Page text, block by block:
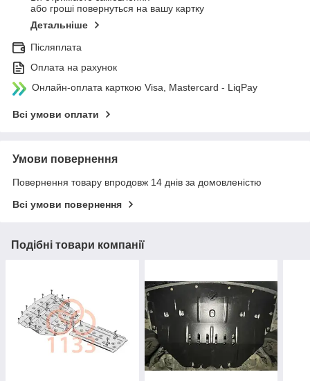
або гроші повернуться на вашу картку
Детальніше
Післяплата
Оплата на рахунок
Онлайн-оплата карткою Visa, Mastercard - LiqPay
Всі умови оплати
Умови повернення
Повернення товару впродовж 14 днів за домовленістю
Всі умови повернення
Подібні товари компанії